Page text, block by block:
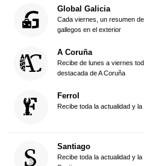
Global Galicia
Cada viernes, un resumen
gallegos en el exterior
A Coruña
Recibe de lunes a viernes
destacada de A Coruña
Ferrol
Recibe toda la actualidad y
Santiago
Recibe toda la actualidad y